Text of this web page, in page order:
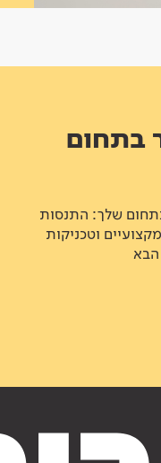
בתחום
שלך: התנסות
וטכניקות